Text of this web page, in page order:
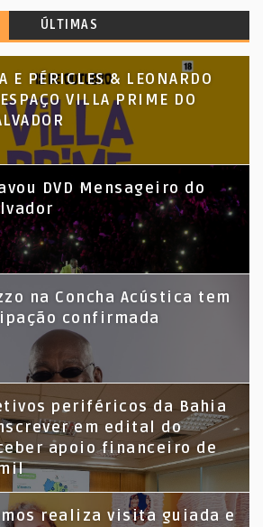
ÚLTIMAS
E PÉRICLES & LEONARDO
VILLA PRIME DO
DVD Mensageiro do
na Concha Acústica tem
confirmada
periféricos da Bahia
em edital do
apoio financeiro de
realiza visita guiada e